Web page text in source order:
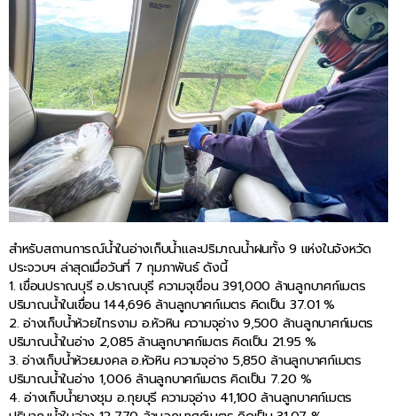
สำหรับสถานการณ์น้ำในอ่างเก็บน้ำและปริมาณน้ำฝนทั้ง 9 แห่งในจังหวัด
ประจวบฯ ล่าสุดเมื่อวันที่ 7 กุมภาพันธ์ ดังนี้
1. เขื่อนปราณบุรี อ.ปราณบุรี ความจุเขื่อน 391,000 ล้านลูกบาศก์เมตร
ปริมาณน้ำในเขื่อน 144,696 ล้านลูกบาศก์เมตร คิดเป็น 37.01 %
2. อ่างเก็บน้ำห้วยไทรงาม อ.หัวหิน ความจุอ่าง 9,500 ล้านลูกบาศก์เมตร
ปริมาณน้ำในอ่าง 2,085 ล้านลูกบาศก์เมตร คิดเป็น 21.95 %
3. อ่างเก็บน้ำห้วยมงคล อ.หัวหิน ความจุอ่าง 5,850 ล้านลูกบาศก์เมตร
ปริมาณน้ำในอ่าง 1,006 ล้านลูกบาศก์เมตร คิดเป็น 7.20 %
4. อ่างเก็บน้ำยางชุม อ.กุยบุรี ความจุอ่าง 41,100 ล้านลูกบาศก์เมตร